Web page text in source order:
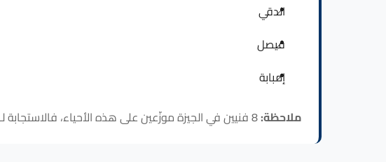
الدقي
فيصل
إمبابة
ملاحظة: